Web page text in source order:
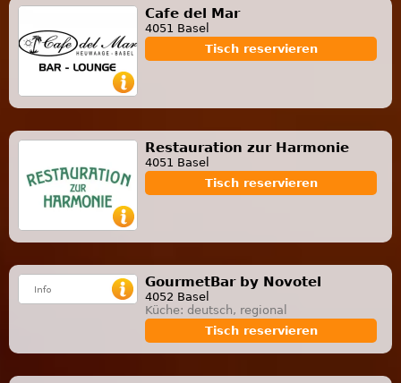
Cafe del Mar
4051 Basel
Tisch reservieren
Restauration zur Harmonie
4051 Basel
Tisch reservieren
GourmetBar by Novotel
4052 Basel
Küche: deutsch, regional
Tisch reservieren